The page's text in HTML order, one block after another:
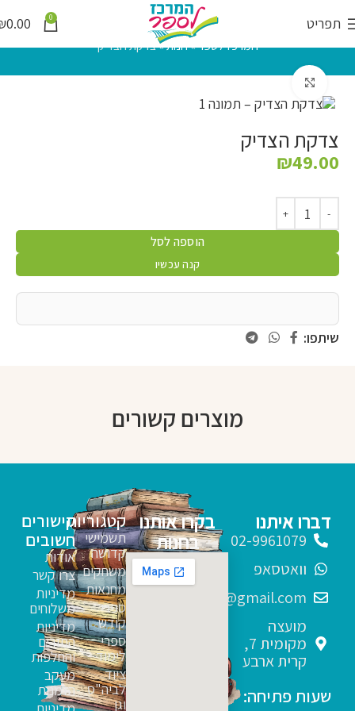
תפריט 0
0.00
המרכז לספר»חנות»צדקת הצדיק
צדקת הצדיק
₪49.00
הוספה לסל
קנה עכשיו
שיתפו:
מוצרים קשורים
קטגוריות
תשמישי
קדושה
משחקים
מחנאות
ספרי
קודש
ספרי
לימוד
ציוד
לביה"ס
וגן
קישורים
חשובים
אודות
צרו קשר
מדיניות
משלוחים
מדיניות
החזרים
והחלפות
מעקב
הזמנות
דברו איתנו
02-9961079
וואטסאפ
sfarim.k4@gmail.com
מועצה
מקומית 7,
קרית ארבע
שעות פתיחה:
בקרו אותנו
בחנות